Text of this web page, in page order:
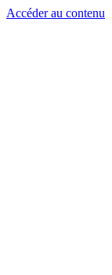
Accéder au contenu